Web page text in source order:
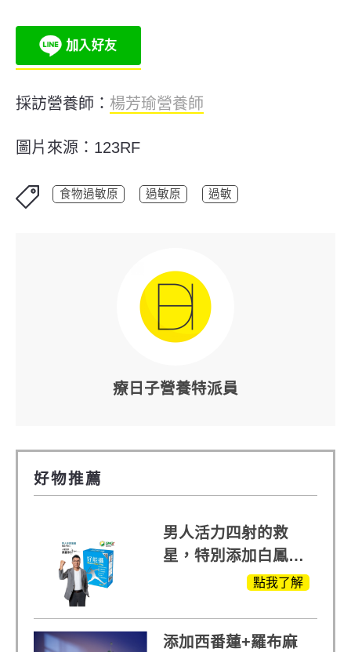
採訪營養師： 楊芳瑜營養師
圖片來源：123RF
食物過敏原 過敏原 過敏
療日子營養特派員
好物推薦
男人活力四射的救
星，特別添加白鳳豆
萃取 五色瑪卡點我了解
添加西番蓮+羅布麻